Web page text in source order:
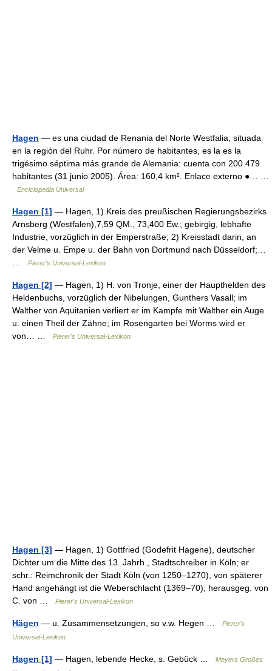
Hagen — es una ciudad de Renania del Norte Westfalia, situada
en la región del Ruhr. Por número de habitantes, es la es la
trigésimo séptima más grande de Alemania: cuenta con 200.479
habitantes (31 junio 2005). Área: 160,4 km². Enlace externo ●… …
Enciclopedia Universal
Hagen [1] — Hagen, 1) Kreis des preußischen Regierungsbezirks
Arnsberg (Westfalen),7,59 QM., 73,400 Ew.; gebirgig, lebhafte
Industrie, vorzüglich in der Emperstraße; 2) Kreisstadt darin, an
der Velme u. Empe u. der Bahn von Dortmund nach Düsseldorf;…
Pierer's Universal-Lexikon
Hagen [2] — Hagen, 1) H. von Tronje, einer der Haupthelden des
Heldenbuchs, vorzüglich der Nibelungen, Gunthers Vasall; im
Walther von Aquitanien verliert er im Kampfe mit Walther ein Auge
u. einen Theil der Zähne; im Rosengarten bei Worms wird er
von… …
Pierer's Universal-Lexikon
Hagen [3] — Hagen, 1) Gottfried (Godefrit Hagene), deutscher
Dichter um die Mitte des 13. Jahrh., Stadtschreiber in Köln; er
schr.: Reimchronik der Stadt Köln (von 1250–1270), von späterer
Hand angehängt ist die Weberschlacht (1369–70); herausgeg. von
C. von …
Pierer's Universal-Lexikon
Hägen — u. Zusammensetzungen, so v.w. Hegen …
Pierer's
Universal-Lexikon
Hagen [1] — Hagen, lebende Hecke, s. Gebück …
Meyers Großes